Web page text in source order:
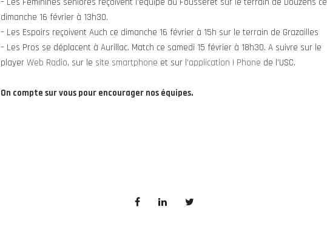
dimanche 16 février à 13h30.
– Les Espoirs reçoivent Auch ce dimanche 16 février à 15h sur le terrain de Grazailles
– Les Pros se déplacent à Aurillac. Match ce samedi 15 février à 18h30. A suivre sur le
player Web Radio, sur le site smartphone et sur l’application I Phone de l’USC.
On compte sur vous pour encourager nos équipes.